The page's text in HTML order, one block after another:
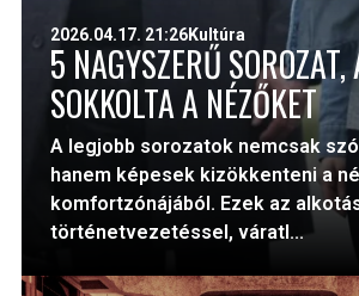
2026.04.17. 21:26Kultúra
5 NAGYSZERŰ
SOKKOLTA A NÉZŐKET
A legjobb sorozatok nemcsak
hanem képesek kizökkenteni a
komfortzónájából. Ezek az
történetvezetéssel, váratl...